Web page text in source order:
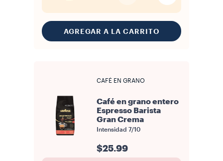
AGREGAR A LA CARRITO
CAFÉ EN GRANO
Café en grano entero
Espresso Barista
Gran Crema
Intensidad 7/10
$25.99